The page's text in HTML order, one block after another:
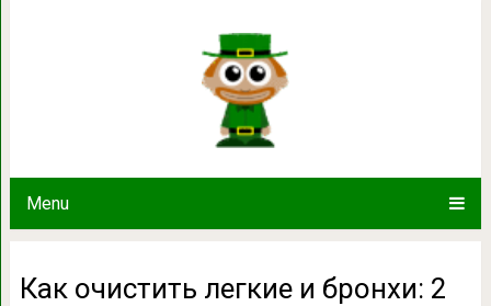
Menu
Как очистить легкие и
Как очистить легкие и бронхи: 2